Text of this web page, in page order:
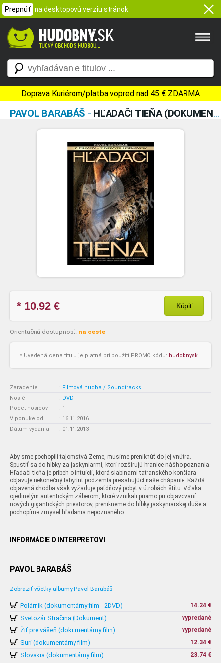
Prepnúť na desktopovú verziu stránok
Doprava Kuriérom/platba vopred nad 45 € ZDARMA
PAVOL BARABÁŠ - HĽADAČI TIEŇA (DOKUMENTÁRNY FILM - 2DVD)
* 10.92 € Kúpiť
Orientačná dostupnosť: na ceste
* Uvedená cena titulu je platná pri použití PROMO kódu: hudobnysk
Zaradenie : Filmová hudba / Soundtracks
Nosič
: DVD
Počet nosičov
: 1
V ponuke od
: 16.11.2016
Dátum vydania
: 01.11.2013
Aby sme pochopili tajomstvá Zeme, musíme preniknúť do jej vnútra.
Spustiť sa do hĺbky za jaskyniarmi, ktorí rozširujú hranice nášho poznania.
Hľadači tieňa je príbeh o intuícií, ktorá slabinami tatranského končiara
objavuje nekonečný labyrint podzemia presahujúci naše chápanie. Každá
objavená chodba však vyžaduje päťdňový pobyt v útrobách štítu. Vďaka
ojedinelým autentickým záberom, ktoré vznikali priamo pri objavovaní
nových gigantických priestorov, prenikneme do hĺbky jaskyniarskej duše a
pochopíme zmysel hľadania nepoznaného.
INFORMÁCIE O INTERPRETOVI
PAVOL BARABÁŠ
-
Zobraziť všetky albumy Pavol Barabáš
Polárnik (dokumentárny film - 2DVD) 14.24 €
Svetozár Stračina (Dokument) vypredané
Žiť pre vášeň (dokumentárny film) vypredané
Suri (dokumentárny film) 12.34 €
Slovakia (dokumentárny film) 23.74 €